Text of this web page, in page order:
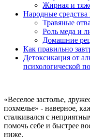
Жирная и
Народные средства
Травяные
Роль меда и
Домашние
Как правильно
Детоксикация от
психологической
«Веселое застолье,
похмелье» - наверное,
сталкивался с
помочь себе и быстрее
ниже.